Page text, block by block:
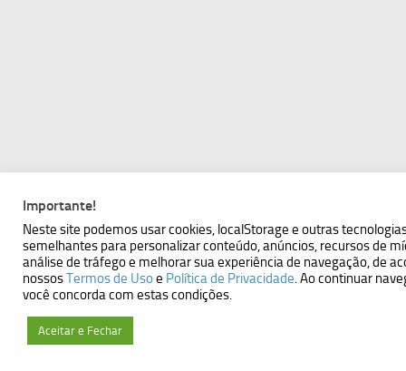
Importante!
Neste site podemos usar cookies, localStorage e outras
semelhantes para personalizar conteúdo, anúncios, recursos de
análise de tráfego e melhorar sua experiência de navegação, de
nossosTermos de Usoe Política de Privacidade. Ao continuar
você concorda com estas condições.
Aceitar e Fechar